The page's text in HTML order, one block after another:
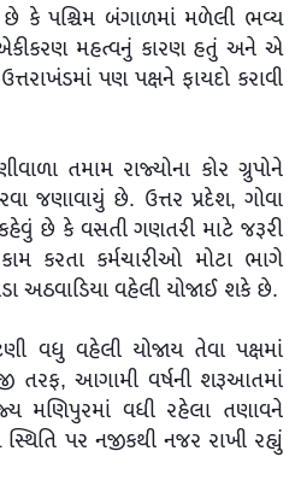
છે કે પશ્ચિમ બંગાળમાં મળેલી ભવ્ય
મહત્વનું કારણ હતું અને એ
પણ પક્ષને ફાયદો કરાવી
તમામ રાજ્યોના કોર ગ્રુપોને
જણાવાયું છે. ઉત્તર પ્રદેશ, ગોવા
છે કે વસતી ગણતરી માટે જરૂરી
કરતા કર્મચારીઓ મોટા ભાગે
અઠવાડિયા વહેલી યોજાઈ શકે છે.
વધુ વહેલી યોજાય તેવા પક્ષમાં
તરફ, આગામી વર્ષની શરૂઆતમાં
મણિપુરમાં વધી રહેલા તણાવને
પર નજીકથી નજર રાખી રહ્યું